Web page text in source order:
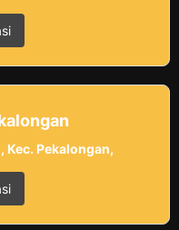
Kec. Pekalongan,